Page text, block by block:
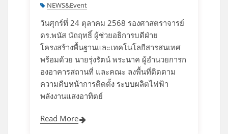
NEWS&Event
วันศุกร์ที่ 24 ตุลาคม 2568 รองศาสตราจารย์
ดร.พนัส นัถฤทธิ์ ผู้ช่วยอธิการบดีฝ่าย
โครงสร้างพื้นฐานและเทคโนโลยีสารสนเทศ
พร้อมด้วย นายรุ่งรัตน์ พระนาค ผู้อำนวยการก
องอาคารสถานที่ และคณะ ลงพื้นที่ติดตาม
ความคืบหน้าการติดตั้ง ระบบผลิตไฟฟ้า
พลังงานแสงอาทิตย์
Read More